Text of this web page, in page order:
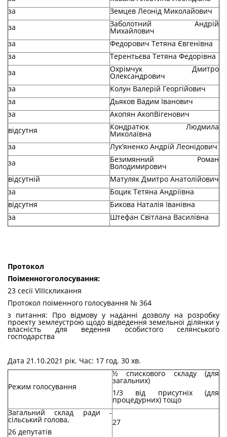
за
Земцев Леонід Миколайович
за
Заболотний Андрій
Михайлович
за
Федорович Тетяна Євгенівна
за
Терентьєва Тетяна Федорівна
за
Охрімчук Дмитро
Олександрович
за
Колун Валерій Георгійович
за
Дьяков Вадим Іванович
за
Акопян АкопВігенович
відсутня
Кондратюк Людмила
Миколаївна
за
Лук’яненко Андрій Леонідович
за
Безимянний Роман
Володимирович
відсутній
Матуляк Дмитро Анатолійович
за
Боцик Тетяна Андріївна
відсутня
Бикова Наталія Іванівна
за
Штефан Світлана Василівна
Протокол
Поіменногоголосування:
23 сесії VIIIскликання
Протокол поіменного голосування № 364
з питання: Про відмову у наданні дозволу на розробку
проекту землеустрою щодо відведення земельної ділянки у
власність для ведення особистого селянського
господарства
Дата 21.10.2021 рік. Час: 17 год. 30 хв.
Режим голосування
½ спискового складу (для
загальних)
1/3 від присутніх (для
процедурних) тощо
Загальний склад ради -
сільський голова,
26 депутатів
27